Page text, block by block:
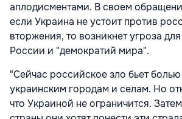
аплодисментами. В своем
если Украина не устоит против
вторжения, то возникнет угроза
России и "демократий мира".
"Сейчас российское зло бьет
украинским городам и селам. Но
что Украиной не ограничится.